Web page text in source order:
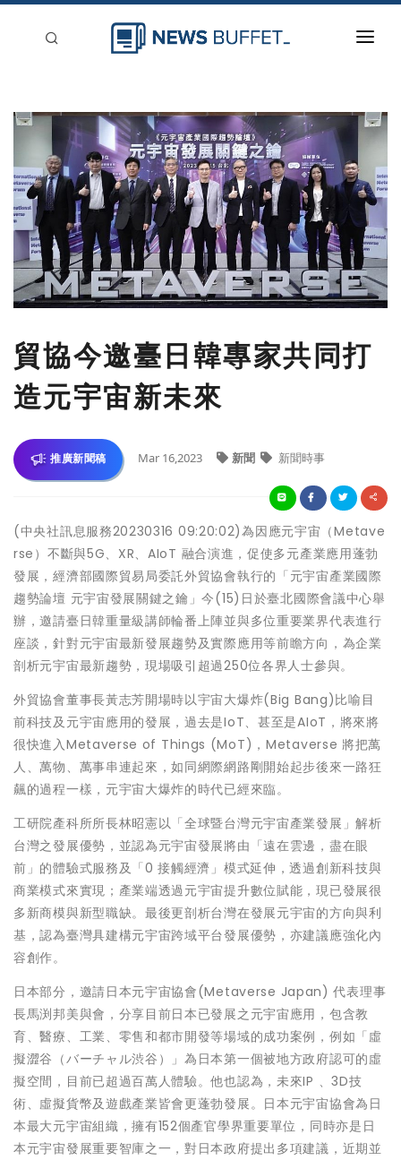
新聞稿分類
登入
刊登
貿協今邀臺日韓專家共同打
造元宇宙新未來
推廣新聞稿 Mar 16,2023 新聞 新聞時事
(中央社訊息服務20230316 09:20:02)為因應元宇宙（Metave
rse）不斷與5G、XR、AIoT 融合演進，促使多元產業應用蓬勃
發展，經濟部國際貿易局委託外貿協會執行的「元宇宙產業國際
趨勢論壇 元宇宙發展關鍵之鑰」今(15)日於臺北國際會議中心舉
辦，邀請臺日韓重量級講師輪番上陣並與多位重要業界代表進行
座談，針對元宇宙最新發展趨勢及實際應用等前瞻方向，為企業
剖析元宇宙最新趨勢，現場吸引超過250位各界人士參與。
外貿協會董事長黃志芳開場時以宇宙大爆炸(Big Bang)比喻目
前科技及元宇宙應用的發展，過去是IoT、甚至是AIoT，將來將
很快進入Metaverse of Things (MoT)，Metaverse 將把萬
人、萬物、萬事串連起來，如同網際網路剛開始起步後來一路狂
飆的過程一樣，元宇宙大爆炸的時代已經來臨。
工研院產科所所長林昭憲以「全球暨台灣元宇宙產業發展」解析
台灣之發展優勢，並認為元宇宙發展將由「遠在雲邊，盡在眼
前」的體驗式服務及「0 接觸經濟」模式延伸，透過創新科技與
商業模式來實現；產業端透過元宇宙提升數位賦能，現已發展很
多新商模與新型職缺。最後更剖析台灣在發展元宇宙的方向與利
基，認為臺灣具建構元宇宙跨域平台發展優勢，亦建議應強化內
容創作。
日本部分，邀請日本元宇宙協會(Metaverse Japan) 代表理事
長馬渕邦美與會，分享目前日本已發展之元宇宙應用，包含教
育、醫療、工業、零售和都市開發等場域的成功案例，例如「虛
擬澀谷（バーチャル渋谷）」為日本第一個被地方政府認可的虛
擬空間，目前已超過百萬人體驗。他也認為，未來IP 、3D技
術、虛擬貨幣及遊戲產業皆會更蓬勃發展。日本元宇宙協會為日
本最大元宇宙組織，擁有152個產官學界重要單位，同時亦是日
本元宇宙發展重要智庫之一，對日本政府提出多項建議，近期並